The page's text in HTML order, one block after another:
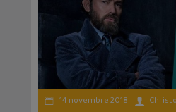
14 novembre 2018